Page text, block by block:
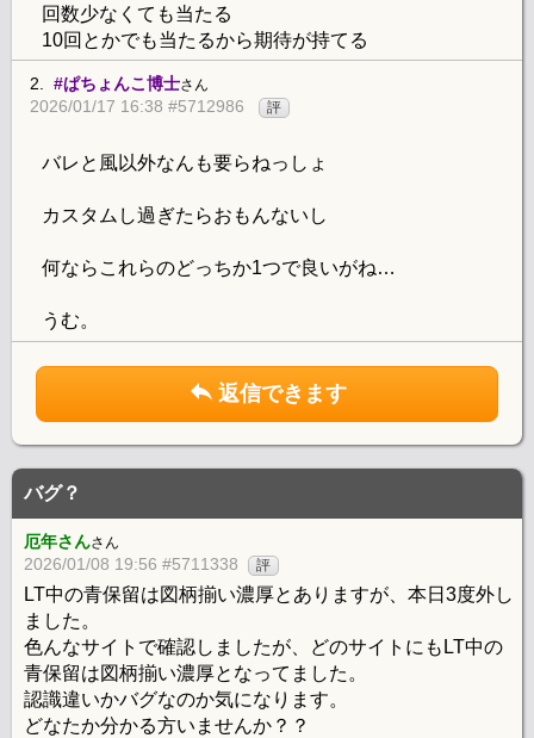
回数少なくても当たる
10回とかでも当たるから期待が持てる
2. #ぱちょんこ博士さん
2026/01/17 16:38 #5712986 評
バレと風以外なんも要らねっしょ
カスタムし過ぎたらおもんないし
何ならこれらのどっちか1つで良いがね…
うむ。
返信できます
バグ？
厄年さんさん
2026/01/08 19:56 #5711338 評
LT中の青保留は図柄揃い濃厚とありますが、本日3度外し
ました。
色んなサイトで確認しましたが、どのサイトにもLT中の
青保留は図柄揃い濃厚となってました。
認識違いかバグなのか気になります。
どなたか分かる方いませんか？？